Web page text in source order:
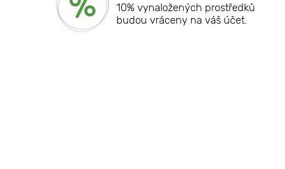
10% vynaložených prostředků
budou vráceny na váš účet.